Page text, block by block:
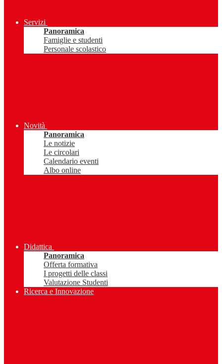
Servizi
Panoramica
Famiglie e studenti
Personale scolastico
Novità
Panoramica
Le notizie
Le circolari
Calendario eventi
Albo online
Didattica
Panoramica
Offerta formativa
I progetti delle classi
Valutazione Studenti
Ricerca e Innovazione